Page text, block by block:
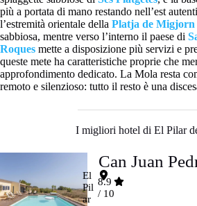
più a portata di mano restando nell’est
l’estremità orientale della Platja de Migjorn
sabbiosa, mentre verso l’interno il paese di
Roques mette a disposizione più servizi e
queste mete ha caratteristiche proprie che
approfondimento dedicato. La Mola resta
remoto e silenzioso: tutto il resto è una
I migliori hotel di El Pilar
Can Juan
El
Pil
ar
8.9
/ 10